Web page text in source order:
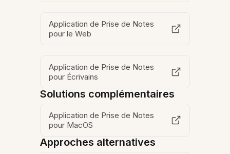
Application de Prise de Notes
pour le Web
Application de Prise de Notes
pour Écrivains
Solutions complémentaires
Application de Prise de Notes
pour MacOS
Approches alternatives